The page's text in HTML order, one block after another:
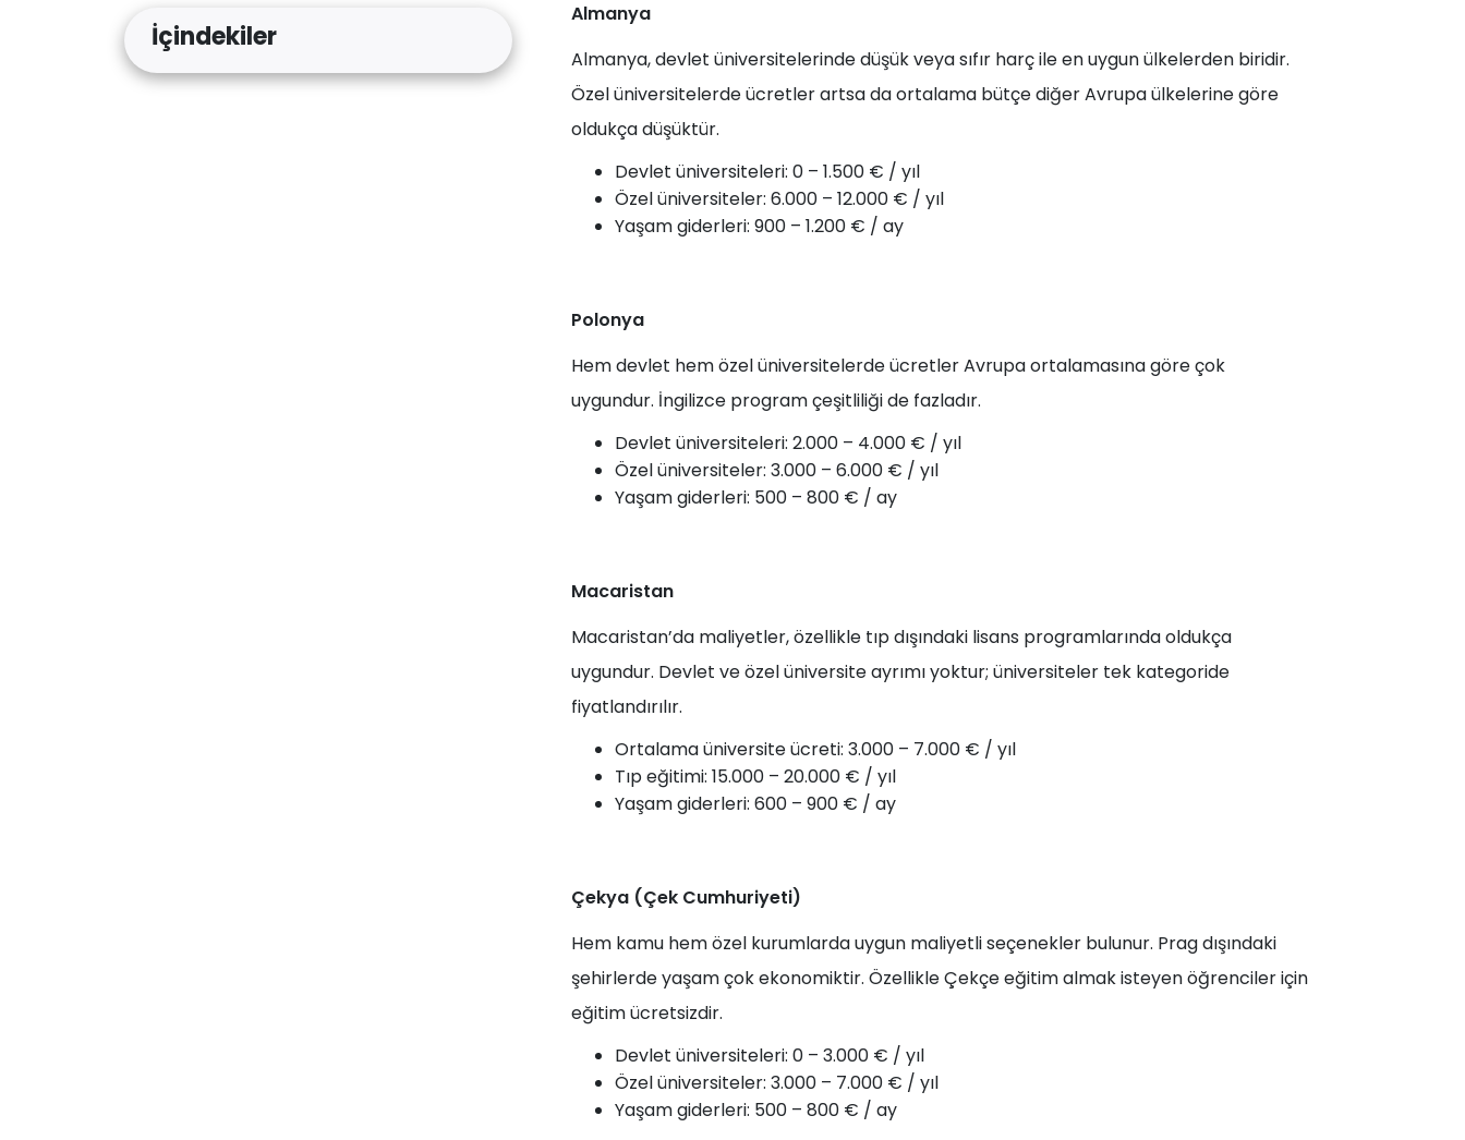
İçindekiler
Almanya
Almanya, devlet üniversitelerinde düşük veya sıfır harç ile en uygun ülkelerden biridir.
Özel üniversitelerde ücretler artsa da ortalama bütçe diğer Avrupa ülkelerine göre
oldukça düşüktür.
Devlet üniversiteleri: 0 – 1.500 € / yıl
Özel üniversiteler: 6.000 – 12.000 € / yıl
Yaşam giderleri: 900 – 1.200 € / ay
Polonya
Hem devlet hem özel üniversitelerde ücretler Avrupa ortalamasına göre çok
uygundur. İngilizce program çeşitliliği de fazladır.
Devlet üniversiteleri: 2.000 – 4.000 € / yıl
Özel üniversiteler: 3.000 – 6.000 € / yıl
Yaşam giderleri: 500 – 800 € / ay
Macaristan
Macaristan’da maliyetler, özellikle tıp dışındaki lisans programlarında oldukça
uygundur. Devlet ve özel üniversite ayrımı yoktur; üniversiteler tek kategoride
fiyatlandırılır.
Ortalama üniversite ücreti: 3.000 – 7.000 € / yıl
Tıp eğitimi: 15.000 – 20.000 € / yıl
Yaşam giderleri: 600 – 900 € / ay
Çekya (Çek Cumhuriyeti)
Hem kamu hem özel kurumlarda uygun maliyetli seçenekler bulunur. Prag dışındaki
şehirlerde yaşam çok ekonomiktir. Özellikle Çekçe eğitim almak isteyen öğrenciler için
eğitim ücretsizdir.
Devlet üniversiteleri: 0 – 3.000 € / yıl
Özel üniversiteler: 3.000 – 7.000 € / yıl
Yaşam giderleri: 500 – 800 € / ay